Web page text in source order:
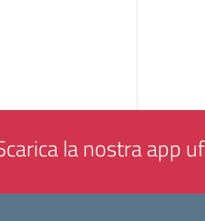
la nostra app